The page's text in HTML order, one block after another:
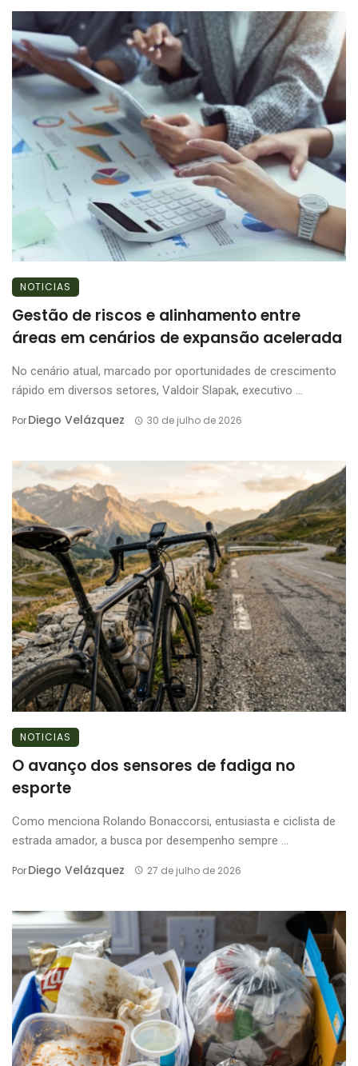
NOTICIAS
Gestão de riscos e alinhamento entre
áreas em cenários de expansão acelerada
No cenário atual, marcado por oportunidades de crescimento
rápido em diversos setores, Valdoir Slapak, executivo ...
PorDiego Velázquez 30 de julho de 2026
NOTICIAS
O avanço dos sensores de fadiga no
esporte
Como menciona Rolando Bonaccorsi, entusiasta e ciclista de
estrada amador, a busca por desempenho sempre ...
PorDiego Velázquez 27 de julho de 2026